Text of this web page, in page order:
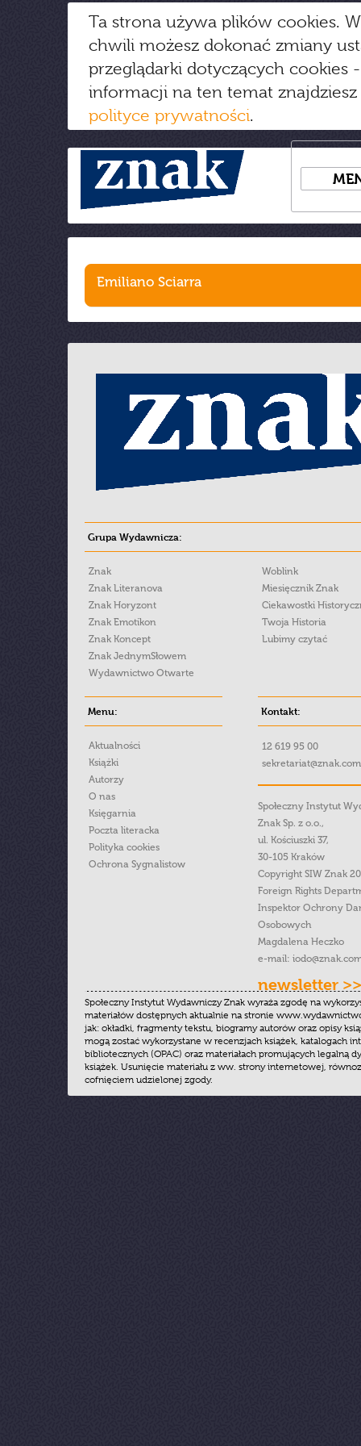
Ta strona używa plików cookies.
chwili możesz dokonać zmiany
przeglądarki dotyczących cookies
informacji na ten temat
polityce prywatności.
Emiliano Sciarra
Grupa Wydawnicza:
Znak
Znak Literanova
Znak Horyzont
Znak Emotikon
Znak Koncept
Znak JednymSłowem
Wydawnictwo Otwarte
Woblink
Miesięcznik Znak
Ciekawostki
Twoja Historia
Lubimy czytać
Menu:
Aktualności
Książki
Autorzy
O nas
Księgarnia
Poczta literacka
Polityka cookies
Ochrona Sygnalistow
Kontakt:
12 619 95 00
Społeczny Instytut
Znak Sp. z o.o.,
ul. Kościuszki 37,
30-105 Kraków
Copyright SIW Znak
Foreign Rights
Inspektor Ochrony
Osobowych
Magdalena Heczko
e-mail:
newsletter >>
Społeczny Instytut Wydawniczy Znak wyraża zgodę na
materiałów dostępnych aktualnie na stronie
jak: okładki, fragmenty tekstu, biogramy autorów oraz opisy
mogą zostać wykorzystane w recenzjach książek, katalogach
bibliotecznych (OPAC) oraz materiałach promujących legalną
książek. Usunięcie materiału z ww. strony internetowej,
cofnięciem udzielonej zgody.